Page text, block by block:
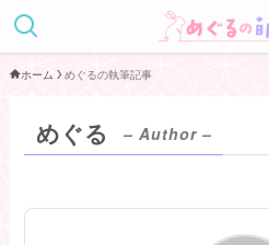
ホーム めぐるの執筆記事
めぐる – Author –